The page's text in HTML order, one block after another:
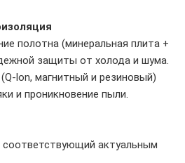
полотна (минеральная плита +
защиты от холода и шума.
lon, магнитный и резиновый)
и проникновение пыли.
актуальным